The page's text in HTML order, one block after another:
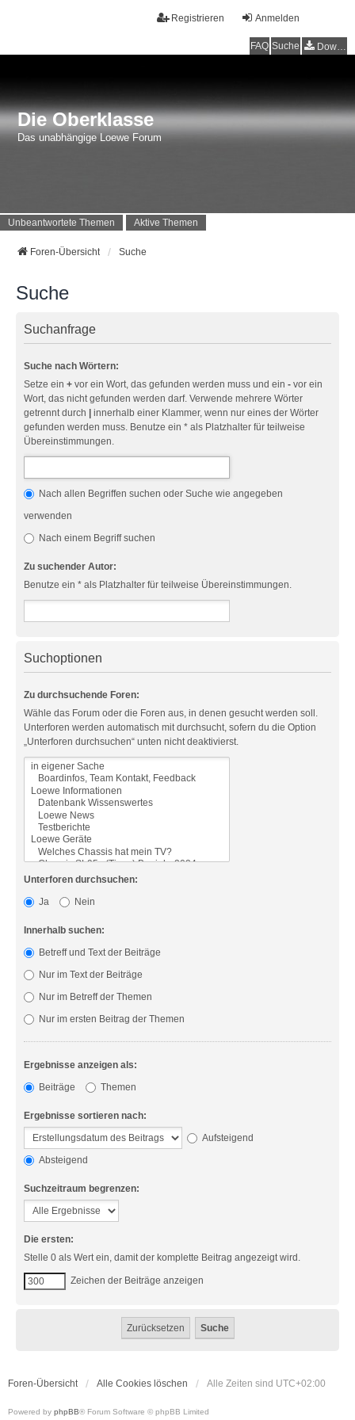
Anmelden
Registrieren
FAQ Suche Downloads
Die Oberklasse
Das unabhängige Loewe Forum
Unbeantwortete Themen Aktive Themen
Foren-Übersicht Suche
Suche
Suchanfrage
Suche nach Wörtern:
Setze ein + vor ein Wort, das gefunden werden muss und ein - vor ein
Wort, das nicht gefunden werden darf. Verwende mehrere Wörter
getrennt durch
innerhalb einer Klammer, wenn nur eines der Wörter
gefunden werden muss. Benutze ein * als Platzhalter für teilweise
Übereinstimmungen.
Nach allen Begriffen suchen oder Suche wie angegeben
verwenden
Nach einem Begriff suchen
Zu suchender Autor:
Benutze ein * als Platzhalter für teilweise Übereinstimmungen.
Suchoptionen
Zu durchsuchende Foren:
Wähle das Forum oder die Foren aus, in denen gesucht werden soll.
Unterforen werden automatisch mit durchsucht, sofern du die Option
„Unterforen durchsuchen“ unten nicht deaktivierst.
Unterforen durchsuchen:
Ja
Nein
Innerhalb suchen:
Betreff und Text der Beiträge
Nur im Text der Beiträge
Nur im Betreff der Themen
Nur im ersten Beitrag der Themen
Ergebnisse anzeigen als:
Beiträge
Themen
Ergebnisse sortieren nach:
Aufsteigend
Absteigend
Suchzeitraum begrenzen:
Die ersten:
Stelle 0 als Wert ein, damit der komplette Beitrag angezeigt wird.
Zeichen der Beiträge anzeigen
Foren-Übersicht Alle Cookies löschen Alle Zeiten sind UTC+02:00
Powered by phpBB® Forum Software © phpBB Limited